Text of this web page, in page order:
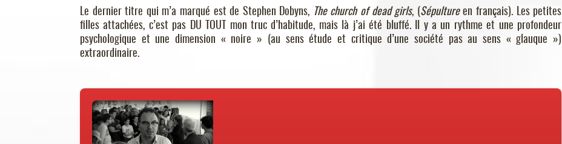
Le dernier titre qui m’a marqué est de Stephen Dobyns, The church of dead girls, (Sépultureen français). Les petites
filles attachées, c’est pas DU TOUT mon truc d’habitude, mais là j’ai été bluffé. Il y a un rythme et une profondeur
psychologique et une dimension « noire » (au sens étude et critique d’une société pas au sens « glauque »)
extraordinaire.